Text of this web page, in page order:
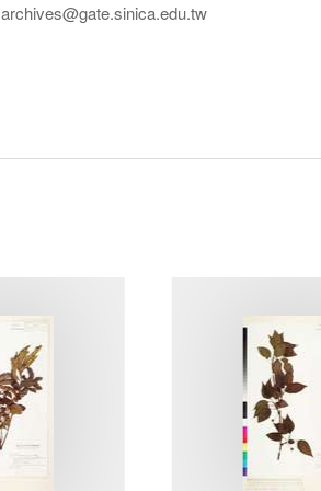
archives@gate.sinica.edu.tw